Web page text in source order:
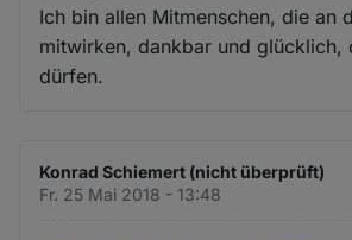
Ich bin allen Mitmenschen, die an
mitwirken, dankbar und glücklich,
dürfen.
Konrad Schiemert (nicht überprüft)
Fr. 25 Mai 2018 - 13:48